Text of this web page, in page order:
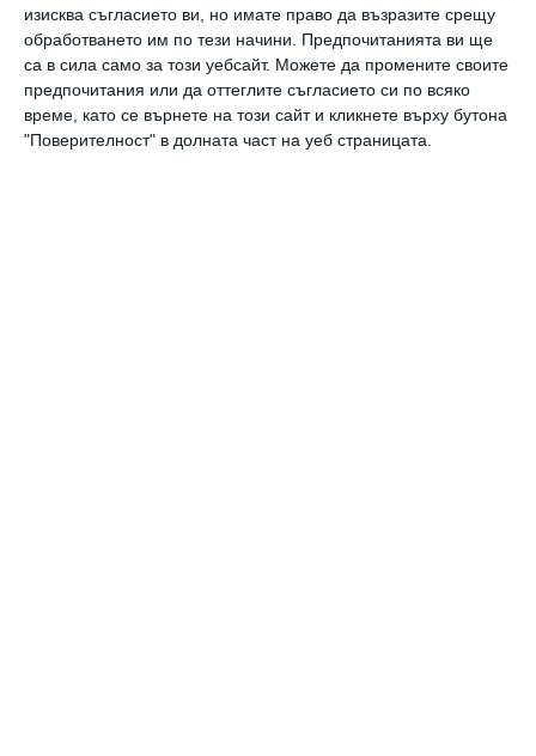
изисква съгласието ви, но имате право да възразите срещу
обработването им по тези начини. Предпочитанията ви ще
са в сила само за този уебсайт. Можете да промените своите
предпочитания или да оттеглите съгласието си по всяко
време, като се върнете на този сайт и кликнете върху бутона
"Поверителност" в долната част на уеб страницата.
Вижте трейлъра.